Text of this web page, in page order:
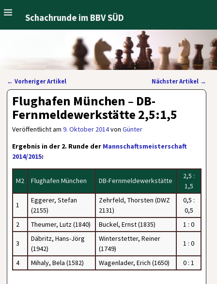
Schachrunde im BBV SÜD
Artikelnavigation
← Vorheriger Artikel Nächster Artikel →
Flughafen München – DB-
Fernmeldewerkstätte 2,5:1,5
Veröffentlicht am9. Oktober 2014vonGünter
Ergebnis in der 2. Runde der Mannschaftsmeisterschaft
2014/2015:
M2 Flughafen München DB-Fernmeldewerkstätte
2,5 :
1,5
1
Eggerer, Stefan
(2155)
Zehrfeld, Thorsten (DWZ
2131)
0,5 :
0,5
2
Theumer, Lutz (1840) Buckel, Ernst (1835) 1 : 0
3
Däbritz, Hans-Jörg
(1942)
Winterstetter, Reiner
(1749)
1 : 0
4 Mihaly, Bela (1582) Wagenlader, Erich (1650) 0 : 1